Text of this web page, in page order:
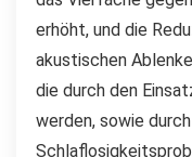
erhöht, und die
akustischen
die durch den
werden, sowie